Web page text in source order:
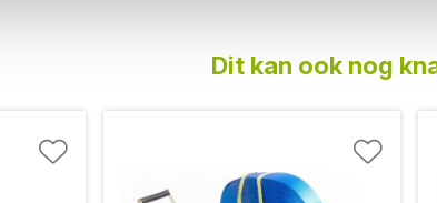
Dit kan ook nog